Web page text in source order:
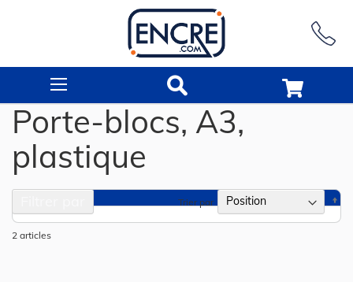
Porte-blocs, A3,
plastique
2 articles
Trier par